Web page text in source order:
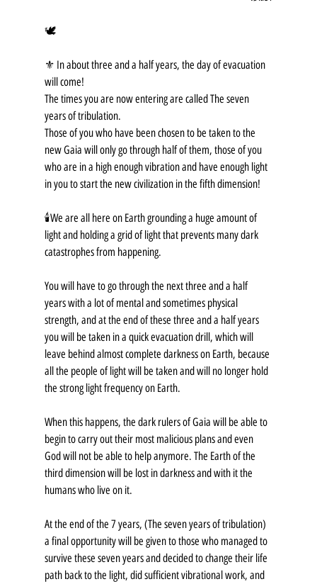
🕊
⚜️ In about three and a half years, the day of evacuation
will come!
The times you are now entering are called The seven
years of tribulation.
Those of you who have been chosen to be taken to the
new Gaia will only go through half of them, those of you
who are in a high enough vibration and have enough light
in you to start the new civilization in the fifth dimension!
🕯We are all here on Earth grounding a huge amount of
light and holding a grid of light that prevents many dark
catastrophes from happening.
You will have to go through the next three and a half
years with a lot of mental and sometimes physical
strength, and at the end of these three and a half years
you will be taken in a quick evacuation drill, which will
leave behind almost complete darkness on Earth, because
all the people of light will be taken and will no longer hold
the strong light frequency on Earth.
When this happens, the dark rulers of Gaia will be able to
begin to carry out their most malicious plans and even
God will not be able to help anymore. The Earth of the
third dimension will be lost in darkness and with it the
humans who live on it.
At the end of the 7 years, (The seven years of tribulation)
a final opportunity will be given to those who managed to
survive these seven years and decided to change their life
path back to the light, did sufficient vibrational work, and